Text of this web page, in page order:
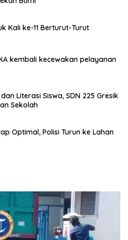
Kali ke-11 Berturut-Turut
kembali kecewakan pelayanan
Literasi Siswa, SDN 225 Gresik
Sekolah
Optimal, Polisi Turun ke Lahan